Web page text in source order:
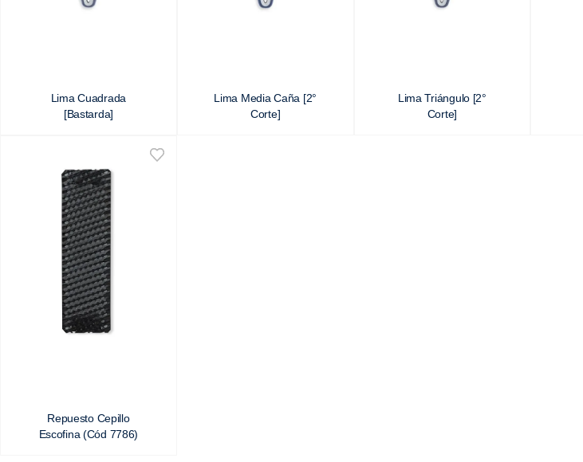
Lima Cuadrada
[Bastarda]
Lima Media Caña [2°
Corte]
Lima Triángulo [2°
Corte]
Repuesto Cepillo
Escofina (Cód 7786)